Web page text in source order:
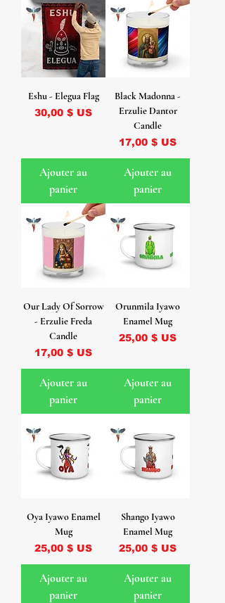
Eshu - Elegua Flag
Prix
30,00 $ US
Ajouter au
panier
Black Madonna -
Erzulie Dantor
Candle
Prix
17,00 $ US
Ajouter au
panier
Our Lady Of Sorrow
- Erzulie Freda
Candle
Prix
17,00 $ US
Ajouter au
panier
Orunmila Iyawo
Enamel Mug
Prix
25,00 $ US
Ajouter au
panier
Oya Iyawo Enamel
Mug
Prix
25,00 $ US
Ajouter au
panier
Shango Iyawo
Enamel Mug
Prix
25,00 $ US
Ajouter au
panier